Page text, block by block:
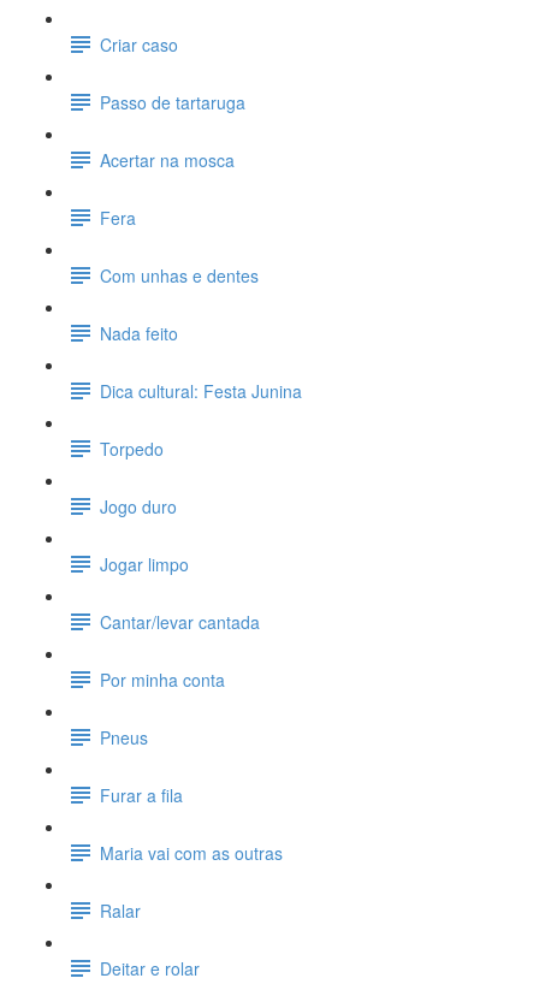
Criar caso
Passo de tartaruga
Acertar na mosca
Fera
Com unhas e dentes
Nada feito
Dica cultural: Festa Junina
Torpedo
Jogo duro
Jogar limpo
Cantar/levar cantada
Por minha conta
Pneus
Furar a fila
Maria vai com as outras
Ralar
Deitar e rolar